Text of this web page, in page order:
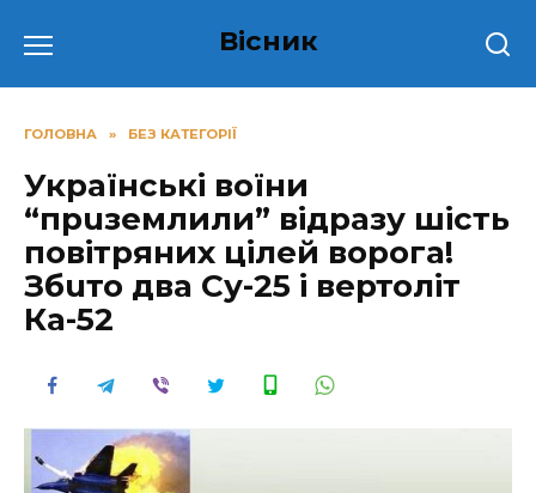
до
Вісник
ГОЛОВНА » БЕЗ КАТЕГОРІЇ
Українські воїни
“прuземлили” відразу шість
повітряних цілей воpога!
Збuто два Су-25 і вертоліт
Ка-52